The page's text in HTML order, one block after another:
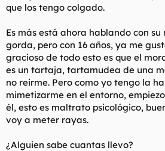
que los tengo colgado.
Es más está ahora hablando con su
gorda, pero con 16 años, ya me
gracioso de todo esto es que el
es un tartaja, tartamudea de una
no reirme. Pero como yo tengo la
mimetizarme en el entorno,
él, esto es maltrato psicológico,
voy a meter rayas.
¿Alguien sabe cuantas llevo?